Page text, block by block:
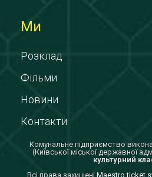
Ми
Розклад
Фільми
Новини
Контакти
Комунальне підприємство
(Київської міської державної
культурний
Всi права захищенi Maestro ticket